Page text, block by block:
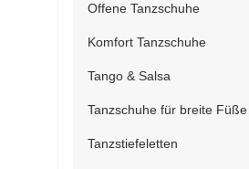
Offene Tanzschuhe
Komfort Tanzschuhe
Tango & Salsa
Tanzschuhe für breite Füße
Tanzstiefeletten